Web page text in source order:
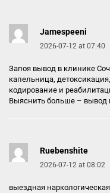
Jamespeeni
2026-07-12 at 07:40
Запоя вывод в клинике
капельница,
кодирование и
Выяснить больше – вывод
Ruebenshite
2026-07-12 at 08:02
выездная